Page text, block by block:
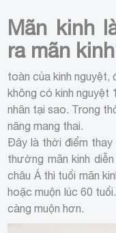
Mãn kinh
ra mãn
toàn của kinh nguyệt,
không có kinh nguyệt
nhân tại sao. Trong
năng mang thai.
Đây là thời điểm thay
thường mãn kinh
châu Á thì tuổi mãn
hoặc muộn lúc 60
càng muộn hơn.